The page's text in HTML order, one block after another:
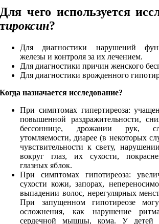
Для чего используется
тироксин?
Для диагностики нарушений
железы и контроля за их лечением.
Для диагностики причин женского
Для диагностики врожденного
Когда назначается исследование?
При симптомах гипертиреоза:
повышенной раздражительности,
бессоннице, дрожании рук,
утомляемости, диарее (в некоторых
чувствительности к свету,
вокруг глаз, их сухости,
глазных яблок.
При симптомах гипотиреоза:
сухости кожи, запорах,
выпадении волос, нерегулярных
При запущенном гипотиреозе
осложнения, как нарушение
сердечной мышцы, кома. У детей